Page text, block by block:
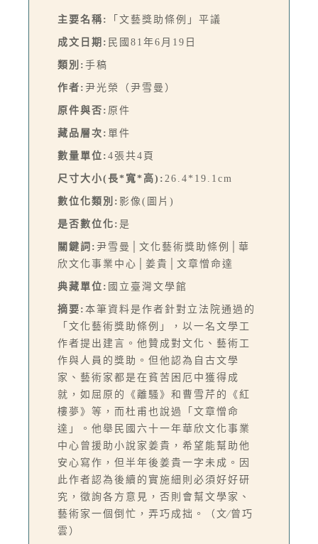
主要名稱: 「文藝獎助條例」平議
成文日期: 民國81年6月19日
類別: 手稿
作者: 尹光榮（尹雪曼）
原件與否: 原件
藏品層次: 單件
數量單位: 4張共4頁
尺寸大小(長*寬*高): 26.4*19.1cm
數位化類別: 影像(圖片)
是否數位化: 是
關鍵詞: 尹雪曼│文化藝術獎助條例│華
欣文化事業中心│姜貴│文章憎命達
典藏單位: 國立臺灣文學館
摘要: 本筆資料是作者針對立法院通過的
「文化藝術獎助條例」，以一名文學工
作者提出建言。他贊成對文化、藝術工
作與人員的獎助。但他認為自古文學
家、藝術家都是在貧苦困厄中獲得成
就，如屈原的《離騷》和曹雪芹的《紅
樓夢》等，而杜甫也說過「文章憎命
達」。他舉民國六十一年華欣文化事業
中心曾援助小說家姜貴，希望能幫助他
安心寫作，但半年後姜貴一字未成。因
此作者認為後續的實施細則必須好好研
究，徵詢各方意見，否則會幫文學家、
藝術家一個倒忙，弄巧成拙。（文∕曾巧
雲）